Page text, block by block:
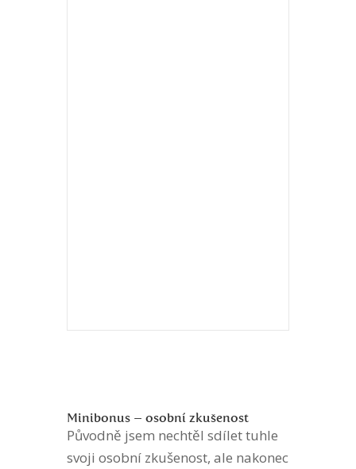
Minibonus – osobní zkušenost
Původně jsem nechtěl sdílet tuhle
svoji osobní zkušenost, ale nakonec